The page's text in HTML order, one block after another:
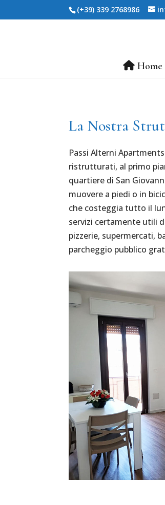
(+39) 339 2768986
Home
La Nostra
Passi Alterni
ristrutturati, al primo
quartiere di San
muovere a piedi o in
che costeggia tutto il
servizi certamente utili
pizzerie, supermercati,
parcheggio pubblico